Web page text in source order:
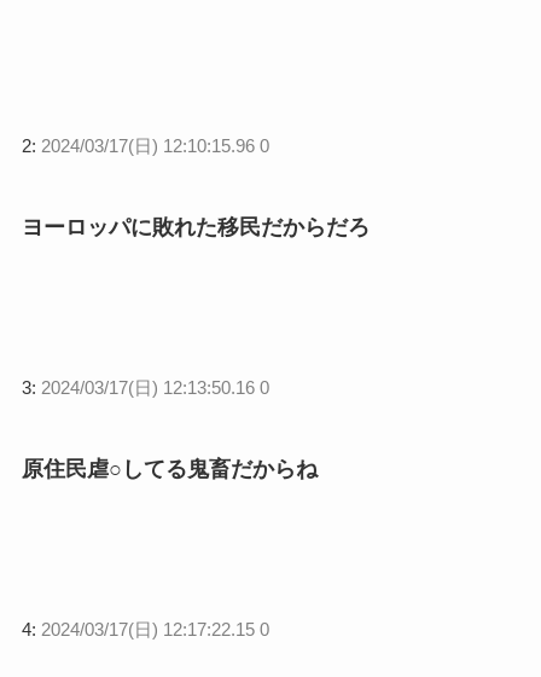
2: 2024/03/17(日) 12:10:15.96 0
ヨーロッパに敗れた移民だからだろ
3: 2024/03/17(日) 12:13:50.16 0
原住民虐○してる鬼畜だからね
4: 2024/03/17(日) 12:17:22.15 0